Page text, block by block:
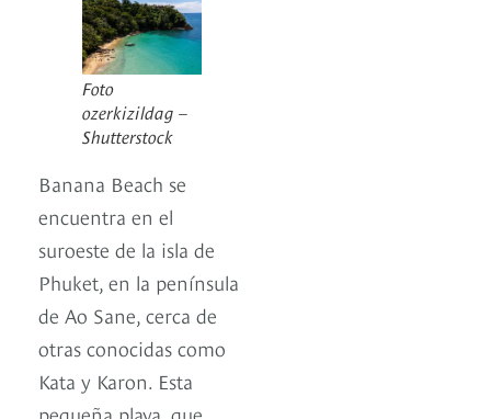
Foto
ozerkizildag –
Shutterstock
Banana Beach se
encuentra en el
suroeste de la isla de
Phuket, en la península
de Ao Sane, cerca de
otras conocidas como
Kata y Karon. Esta
pequeña playa, que